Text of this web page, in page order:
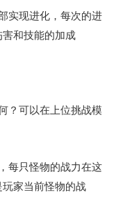
实现进化，每次的进
和技能的加成
？可以在上位挑战模
每只怪物的战力在这
家当前怪物的战